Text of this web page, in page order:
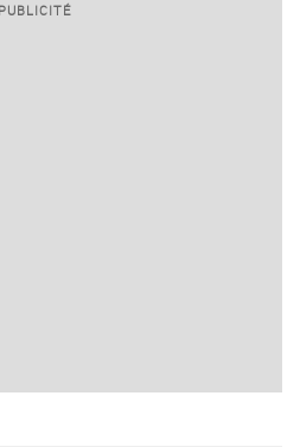
PUBLICITÉ